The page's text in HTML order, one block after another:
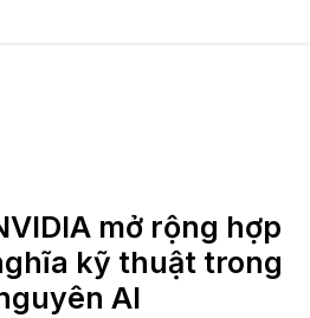
tin công nghệ
mở rộng hợp
kỹ thuật trong
AI